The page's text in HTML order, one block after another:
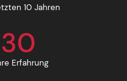
10 Jahren
30
Erfahrung